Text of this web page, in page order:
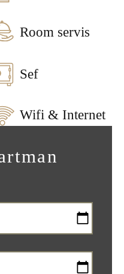
Room servis
Sef
Wifi & Internet